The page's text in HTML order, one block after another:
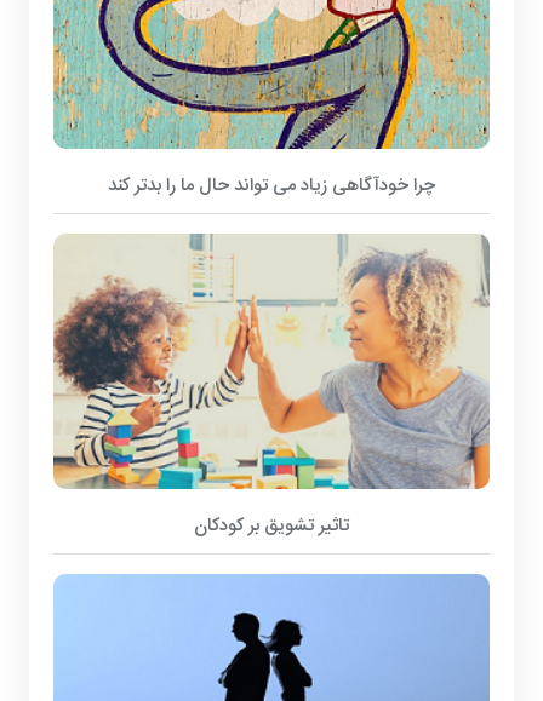
چرا خودآگاهی زیاد می تواند حال ما را بدتر کند
تاثیر تشویق بر کودکان